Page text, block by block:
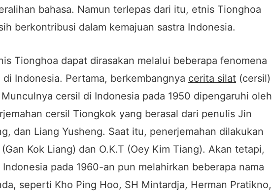
bahasa. Namun terlepas dari itu, etnis Tionghoa
berkontribusi dalam kemajuan sastra Indonesia.
Tionghoa dapat dirasakan melalui beberapa fenomena
di Indonesia. Pertama, berkembangnya cerita silat (cersil)
cersil di Indonesia pada 1950 dipengaruhi oleh
cersil Tiongkok yang berasal dari penulis Jin
dan Liang Yusheng. Saat itu, penerjemahan dilakukan
Kok Liang) dan O.K.T (Oey Kim Tiang). Akan tetapi,
pada 1960-an pun melahirkan beberapa nama
seperti Kho Ping Hoo, SH Mintardja, Herman Pratikno,